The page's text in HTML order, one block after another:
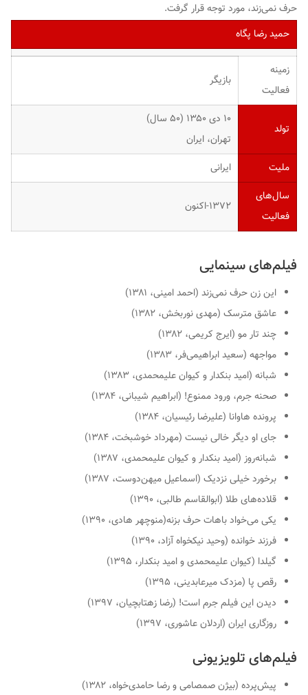
حرف نمی‌زند، مورد توجه قرار گرفت.
حمید رضا پگاه
زمینه
فعالیت
بازیگر
تولد
۱۰ دی ۱۳۵۰ ‏(۵۰ سال)
تهران، ایران
ملیت
ایرانی
سال‌های
فعالیت
۱۳۷۲-اکنون
فیلم‌های سینمایی
این زن حرف نمی‌زند (احمد امینی، ۱۳۸۱)
عاشق مترسک (مهدی نوربخش، ۱۳۸۲)
چند تار مو (ایرج کریمی، ۱۳۸۲)
مواجهه (سعید ابراهیمی‌فر، ۱۳۸۳)
شبانه (امید بنکدار و کیوان علیمحمدی، ۱۳۸۳)
صحنه جرم، ورود ممنوع! (ابراهیم شیبانی، ۱۳۸۴)
پرونده هاوانا (علیرضا رئیسیان، ۱۳۸۴)
جای او دیگر خالی نیست (مهرداد خوشبخت، ۱۳۸۴)
شبانه‌روز (امید بنکدار و کیوان علیمحمدی، ۱۳۸۷)
برخورد خیلی نزدیک (اسماعیل میهن‌دوست، ۱۳۸۷)
قلاده‌های طلا (ابوالقاسم طالبی، ۱۳۹۰)
یکی می‌خواد باهات حرف بزنه(منوچهر هادی، ۱۳۹۰)
فرزند خوانده (وحید نیکخواه آزاد، ۱۳۹۰)
گیلدا (کیوان علیمحمدی و امید بنکدار، ۱۳۹۵)
رقص پا (مزدک میرعابدینی، ۱۳۹۵)
دیدن این فیلم جرم است! (رضا زهتابچیان، ۱۳۹۷)
روزگاری ایران (اردلان عاشوری، ۱۳۹۷)
فیلم‌های تلویزیونی
پیش‌پرده (بیژن صمصامی و رضا حامدی‌خواه، ۱۳۸۲)